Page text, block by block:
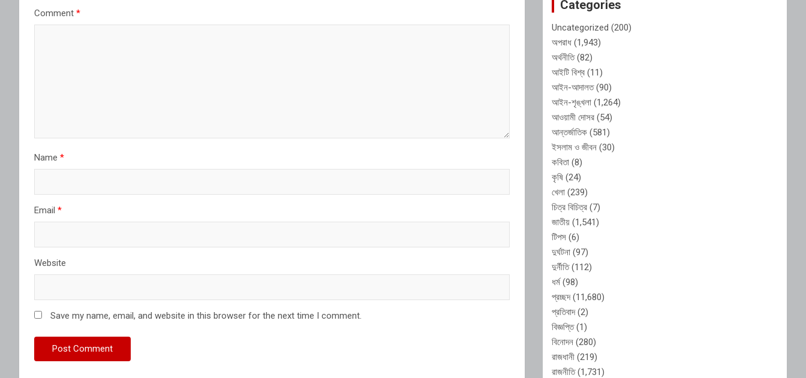
Comment *
Name *
Email *
Website
Save my name, email, and website in this browser for the next time I comment.
Categories
Uncategorized (200)
অপরাধ (1,943)
অর্থনীতি(82)
আইটি বিশ্ব (11)
আইন-আদালত(90)
আইন-শৃঙ্খলা (1,264)
আওয়ামী দোসর (54)
আন্তর্জাতিক (581)
ইসলাম ও জীবন (30)
কবিতা (8)
কৃষি (24)
খেলা (239)
চিত্র বিচিত্র (7)
জাতীয় (1,541)
টিপস (6)
দুর্ঘটনা (97)
দুর্নীতি(112)
ধর্ম(98)
প্রচ্ছদ(11,680)
প্রতিবাদ(2)
বিজ্ঞপ্তি(1)
বিনোদন (280)
রাজধানী (219)
রাজনীতি(1,731)